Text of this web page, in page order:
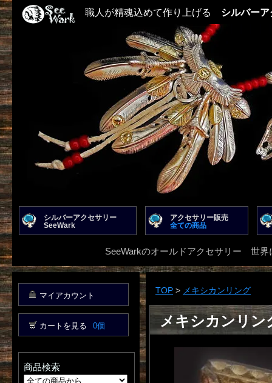
職人が精魂込めて作り上げる シルバー
シルバーアクセサリー
SeeWark
アクセサリー販売
全ての商品
SeeWarkのオールドアクセサリー 世
TOP > メキシカンリング
メキシカンリン
マイアカウント
カートを見る 0個
商品検索